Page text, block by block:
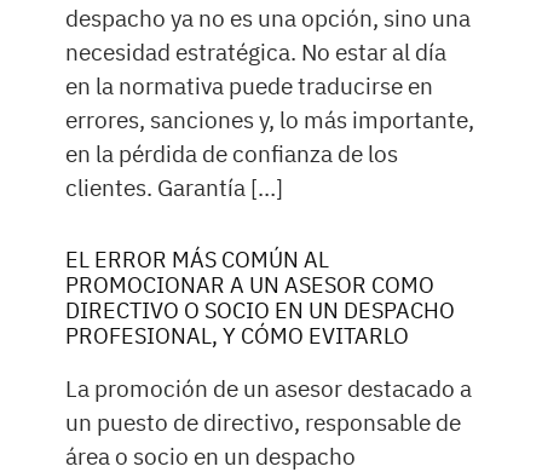
despacho ya no es una opción, sino una
necesidad estratégica. No estar al día
en la normativa puede traducirse en
errores, sanciones y, lo más importante,
en la pérdida de confianza de los
clientes. Garantía […]
EL ERROR MÁS COMÚN AL
PROMOCIONAR A UN ASESOR COMO
DIRECTIVO O SOCIO EN UN DESPACHO
PROFESIONAL, Y CÓMO EVITARLO
La promoción de un asesor destacado a
un puesto de directivo, responsable de
área o socio en un despacho